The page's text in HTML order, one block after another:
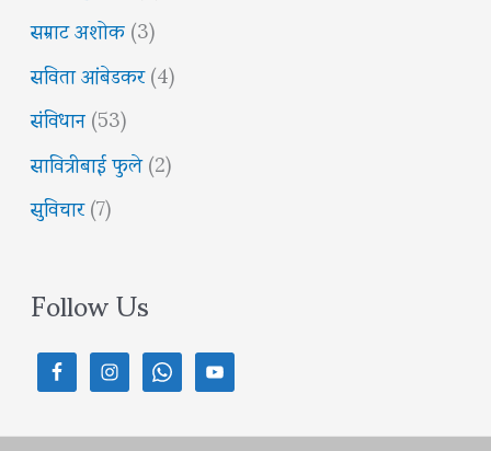
सम्राट अशोक(3)
सविता आंबेडकर(4)
संविधान(53)
सावित्रीबाई फुले(2)
सुविचार(7)
Follow Us